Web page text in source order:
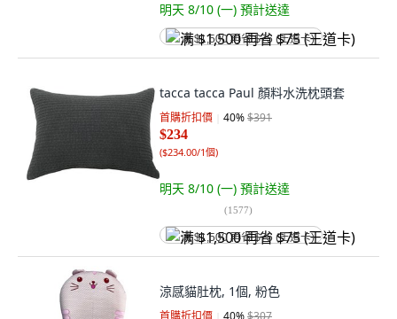
明天 8/10 (一) 預計送達
满 $1,500 再省 $75 (王道卡)
tacca tacca Paul 顏料水洗枕頭套
首購折扣價 40%$391
$234
($234.00/1個)
明天 8/10 (一) 預計送達
(1577)
满 $1,500 再省 $75 (王道卡)
涼感貓肚枕, 1個, 粉色
首購折扣價 40%$307